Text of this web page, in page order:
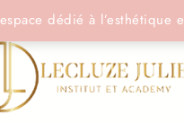
dédié à l’esthétique